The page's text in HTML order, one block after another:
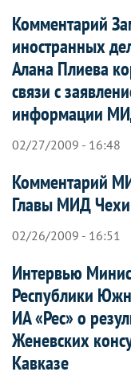
Комментарий
иностранных
Алана Плиева
связи с
информации
02/27/2009 - 16:48
Комментарий
Главы МИД
02/26/2009 - 16:51
Интервью
Республики
ИА «Рес» о
Женевских
Кавказе